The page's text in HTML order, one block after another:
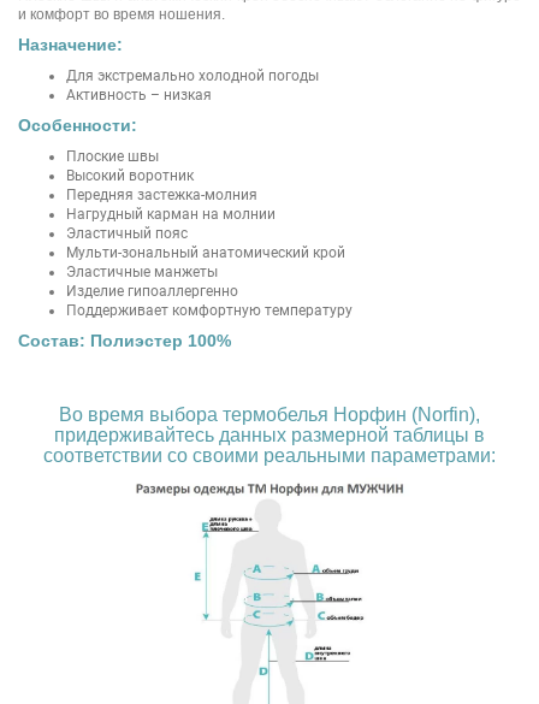
и комфорт во время ношения.
Назначение:
Для экстремально холодной погоды
Активность – низкая
Особенности:
Плоские швы
Высокий воротник
Передняя застежка-молния
Нагрудный карман на молнии
Эластичный пояс
Мульти-зональный анатомический крой
Эластичные манжеты
Изделие гипоаллергенно
Поддерживает комфортную температуру
Состав: Полиэстер 100%
Во время выбора термобелья Норфин (Norfin),
придерживайтесь данных размерной таблицы в
соответствии со своими реальными параметрами: